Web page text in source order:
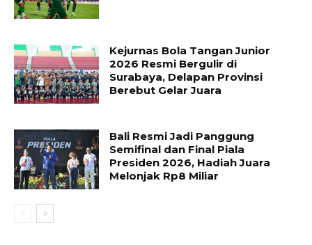
Kejurnas Bola Tangan Junior
2026 Resmi Bergulir di
Surabaya, Delapan Provinsi
Berebut Gelar Juara
Bali Resmi Jadi Panggung
Semifinal dan Final Piala
Presiden 2026, Hadiah Juara
Melonjak Rp8 Miliar